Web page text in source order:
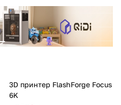
3D принтер FlashForge Focus
6K